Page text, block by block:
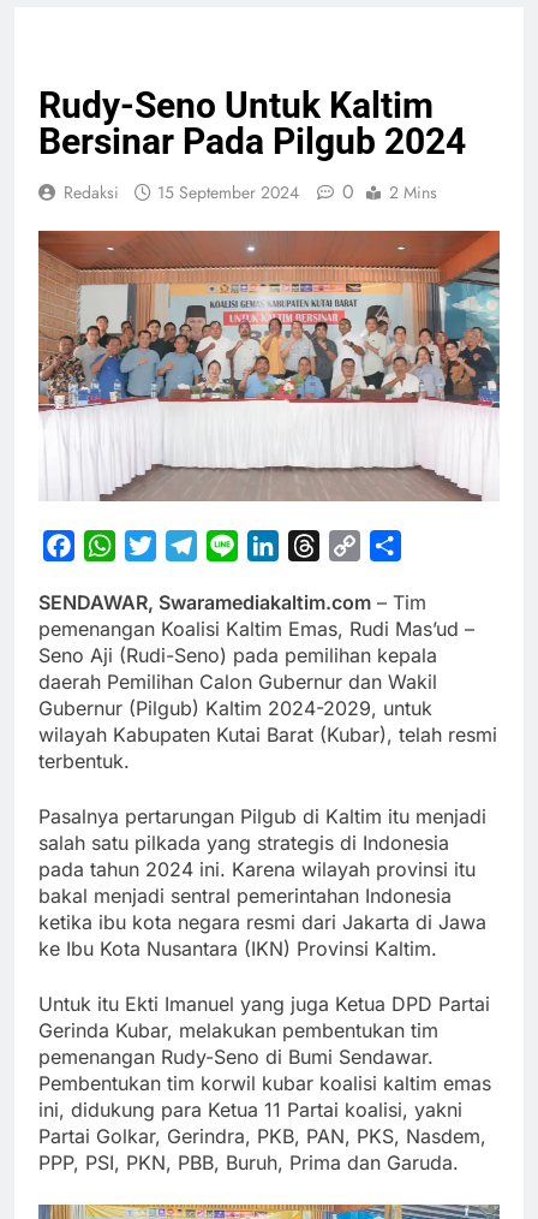
Rudy-Seno Untuk Kaltim
Bersinar Pada Pilgub 2024
Redaksi 15 September 2024 0 2 Mins
FacebookWhatsApp
TwitterTelegram
Line LinkedInThreads
Copy
SENDAWAR, Swaramediakaltim.com – Tim
pemenangan Koalisi Kaltim Emas, Rudi Mas’ud –
Seno Aji (Rudi-Seno) pada pemilihan kepala
daerah Pemilihan Calon Gubernur dan Wakil
Gubernur (Pilgub) Kaltim 2024-2029, untuk
wilayah Kabupaten Kutai Barat (Kubar), telah resmi
terbentuk.
Pasalnya pertarungan Pilgub di Kaltim itu menjadi
salah satu pilkada yang strategis di Indonesia
pada tahun 2024 ini. Karena wilayah provinsi itu
bakal menjadi sentral pemerintahan Indonesia
ketika ibu kota negara resmi dari Jakarta di Jawa
ke Ibu Kota Nusantara (IKN) Provinsi Kaltim.
Untuk itu Ekti Imanuel yang juga Ketua DPD Partai
Gerinda Kubar, melakukan pembentukan tim
pemenangan Rudy-Seno di Bumi Sendawar.
Pembentukan tim korwil kubar koalisi kaltim emas
ini, didukung para Ketua 11 Partai koalisi, yakni
Partai Golkar, Gerindra, PKB, PAN, PKS, Nasdem,
PPP, PSI, PKN, PBB, Buruh, Prima dan Garuda.